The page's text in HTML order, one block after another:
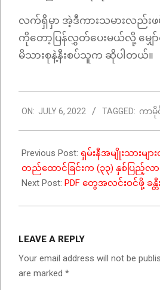
လက်ရှိမှာ အဲ့ဒီကားသမားလည်းဖမ်
ကိုတော့ပြန်လွှတ်ပေးမယ်လို့ မျှ
မိသားစုနဲ့နီးစပ်သူက ဆိုပါတယ်။
07-
06
ON: JULY 6, 2022 TAGGED: ကာမို
Previous Post: ရှမ်းနီအမျိုးသားမျ
တည်ထောင်ခြင်းက (၃၃) နှစ်ပြည့်လာ
Next Post: PDF တွေအလင်းဝင်ဖို့ ခ
LEAVE A REPLY
Your email address will not be
are marked *